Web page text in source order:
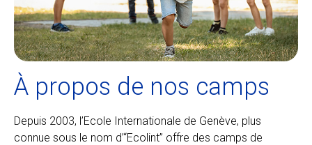
À propos de nos camps
Depuis 2003, l’Ecole Internationale de Genève, plus
connue sous le nom d’“Ecolint” offre des camps de